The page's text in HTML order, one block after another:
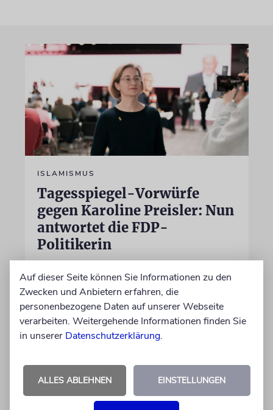
ISLAMISMUS
Tagesspiegel-Vorwürfe
gegen Karoline Preisler: Nun
antwortet die FDP-
Politikerin
Vornamensgleichheit zu Unrecht als CSD-
Attentäter verdächtigt? Preisler widerspricht
und beklagt, die Zeitung habe sie nicht zu
Wort kommen lassen
Auf dieser Seite können Sie Informationen zu den
Zwecken und Anbietern erfahren, die
personenbezogene Daten auf unserer Webseite
verarbeiten. Weitergehende Informationen finden Sie
in unserer Datenschutzerklärung.
ALLES ABLEHNEN EINSTELLUNGEN